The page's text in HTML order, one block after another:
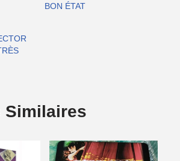
BON ÉTAT
Similaires